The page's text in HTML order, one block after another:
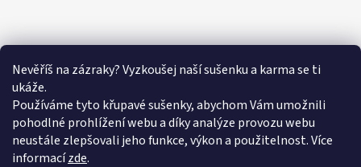
Nevěříš na zázraky? Vyzkoušej naší sušenku a karma se ti
ukáže.
Používáme tyto křupavé sušenky, abychom Vám umožnili
pohodlné prohlížení webu a díky analýze provozu webu
neustále zlepšovali jeho funkce, výkon a použitelnost.Více
informacízde.